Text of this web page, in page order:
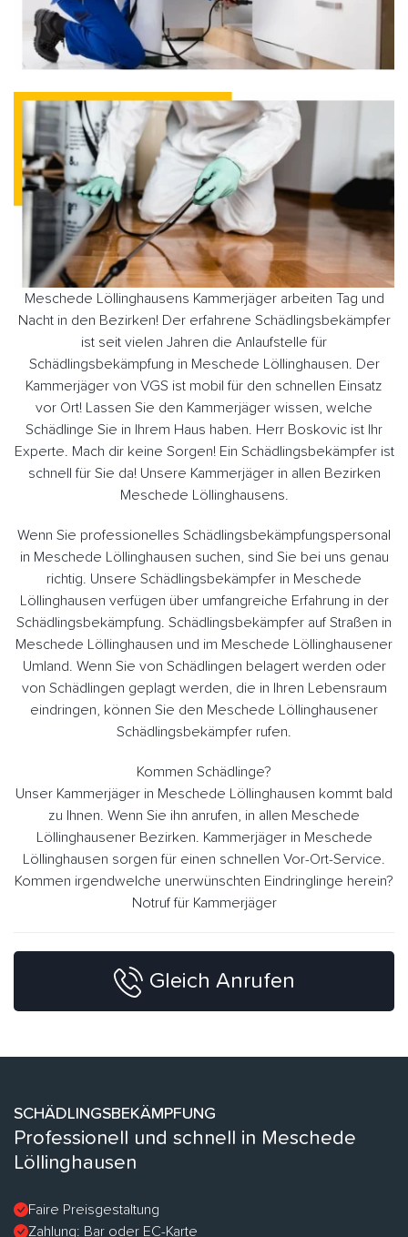
Meschede Löllinghausens Kammerjäger arbeiten Tag und
Nacht in den Bezirken! Der erfahrene Schädlingsbekämpfer
ist seit vielen Jahren die Anlaufstelle für
Schädlingsbekämpfung in Meschede Löllinghausen. Der
Kammerjäger von VGS ist mobil für den schnellen Einsatz
vor Ort! Lassen Sie den Kammerjäger wissen, welche
Schädlinge Sie in Ihrem Haus haben. Herr Boskovic ist Ihr
Experte. Mach dir keine Sorgen! Ein Schädlingsbekämpfer ist
schnell für Sie da! Unsere Kammerjäger in allen Bezirken
Meschede Löllinghausens.
Wenn Sie professionelles Schädlingsbekämpfungspersonal
in Meschede Löllinghausen suchen, sind Sie bei uns genau
richtig. Unsere Schädlingsbekämpfer in Meschede
Löllinghausen verfügen über umfangreiche Erfahrung in der
Schädlingsbekämpfung. Schädlingsbekämpfer auf Straßen in
Meschede Löllinghausen und im Meschede Löllinghausener
Umland. Wenn Sie von Schädlingen belagert werden oder
von Schädlingen geplagt werden, die in Ihren Lebensraum
eindringen, können Sie den Meschede Löllinghausener
Schädlingsbekämpfer rufen.
Kommen Schädlinge?
Unser Kammerjäger in Meschede Löllinghausen kommt bald
zu Ihnen. Wenn Sie ihn anrufen, in allen Meschede
Löllinghausener Bezirken. Kammerjäger in Meschede
Löllinghausen sorgen für einen schnellen Vor-Ort-Service.
Kommen irgendwelche unerwünschten Eindringlinge herein?
Notruf für Kammerjäger
Gleich Anrufen
SCHÄDLINGSBEKÄMPFUNG
Professionell und schnell in Meschede
Löllinghausen
Faire Preisgestaltung
Zahlung: Bar oder EC-Karte